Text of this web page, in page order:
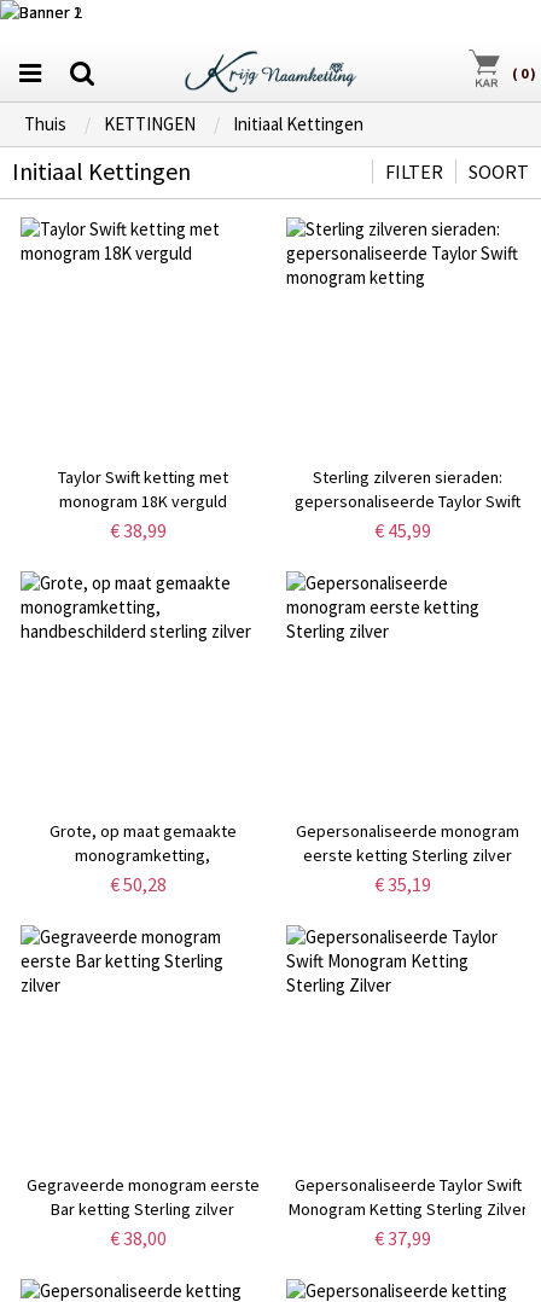
( 0)
Thuis KETTINGEN Initiaal Kettingen
Initiaal Kettingen SOORT
FILTER
Taylor Swift ketting met
monogram 18K verguld
€ 38,99
Sterling zilveren sieraden:
gepersonaliseerde Taylor Swift
monogram ketting
€ 45,99
Grote, op maat gemaakte
monogramketting,
handbeschilderd sterling zilver
€ 50,28
Gepersonaliseerde monogram
eerste ketting Sterling zilver
€ 35,19
Gegraveerde monogram eerste
Bar ketting Sterling zilver
€ 38,00
Gepersonaliseerde Taylor Swift
Monogram Ketting Sterling Zilver
€ 37,99